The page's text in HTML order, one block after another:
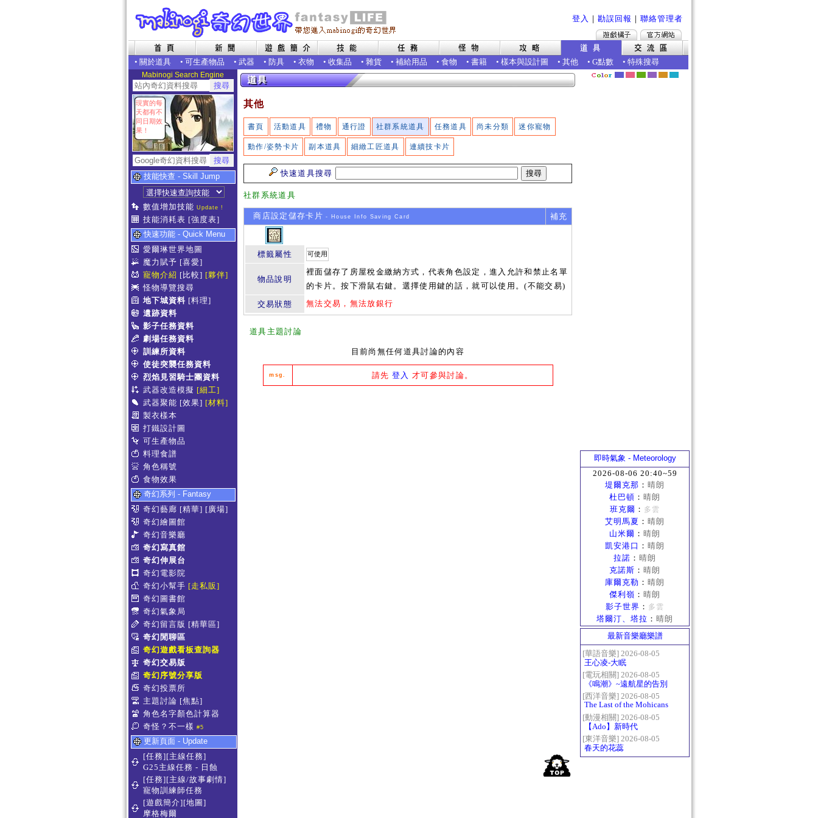
登入 ｜ 勘誤回報 ｜ 聯絡管理者
• 關於道具 • 可生產物品 • 武器 • 防具 • 衣物 • 收集品 • 雜貨 • 補給用品 • 食物 • 書籍 • 樣本與設計圖 • 其他 • G點數 • 特殊搜尋
Mabinogi Search Engine
現實的每
天都有不
同日期效
果！
技能快查 - Skill Jump
數值增加技能 Update !
技能消耗表 [強度表]
快速功能 - Quick Menu
愛爾琳世界地圖
魔力賦予 [喜愛]
寵物介紹 [比較] [夥伴]
怪物導覽搜尋
地下城資料 [料理]
遺跡資料
影子任務資料
劇場任務資料
訓練所資料
使徒突襲任務資料
烈焰見習騎士團資料
武器改造模擬 [細工]
武器聚能 [效果] [材料]
製衣樣本
打鐵設計圖
可生產物品
料理食譜
角色稱號
食物效果
奇幻系列 - Fantasy
奇幻藝廊 [精華] [廣場]
奇幻繪圖館
奇幻音樂廳
奇幻寫真館
奇幻伸展台
奇幻電影院
奇幻小幫手 [走私販]
奇幻圖書館
奇幻氣象局
奇幻留言版 [精華區]
奇幻閒聊區
奇幻遊戲看板查詢器
奇幻交易版
奇幻序號分享版
奇幻投票所
主題討論 [焦點]
角色名字顏色計算器
奇怪？不一樣 #5
更新頁面 - Update
[任務][主線任務]
G25主線任務 - 日蝕
[任務][主線/故事劇情]
寵物訓練師任務
[遊戲簡介][地圖]
摩格梅爾
其他
書頁 活動道具 禮物 通行證 社群系統道具 任務道具 尚未分類 迷你寵物
動作/姿勢卡片 副本道具 細緻工匠道具 連續技卡片
快速道具搜尋
社群系統道具
商店設定儲存卡片 - House Info Saving Card 補充
標籤屬性 可使用
物品說明
裡面儲存了房屋稅金繳納方式，代表角色設定，進入允許和禁止名單
的卡片。按下滑鼠右鍵。選擇使用鍵的話，就可以使用。(不能交易)
交易狀態
無法交易，無法放銀行
道具主題討論
目前尚無任何道具討論的內容
msg. 請先 登入 才可參與討論。
即時氣象 - Meteorology
2026-08-06 20:40~59
堤爾克那 ： 晴朗
杜巴頓 ： 晴朗
班克爾 ： 多雲
艾明馬夏 ： 晴朗
山米爾 ： 晴朗
凱安港口 ： 晴朗
拉諾 ： 晴朗
克諾斯 ： 晴朗
庫爾克勒 ： 晴朗
傑利嶺 ： 晴朗
影子世界 ： 多雲
塔爾汀、塔拉 ： 晴朗
最新音樂廳樂譜
[華語音樂] 2026-08-05
王心凌-大眠
[電玩相關] 2026-08-05
《鳴潮》~遠航星的告別
[西洋音樂] 2026-08-05
The Last of the Mohicans
最後的莫西乾人
[動漫相關] 2026-08-05
【Ado】新時代
[東洋音樂] 2026-08-05
春天的花蕊